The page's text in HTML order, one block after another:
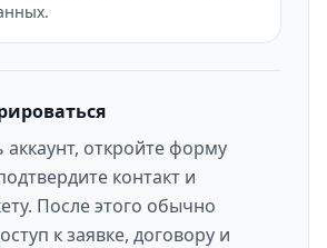
аккаунт, откройте форму
контакт и
После этого обычно
к заявке, договору и